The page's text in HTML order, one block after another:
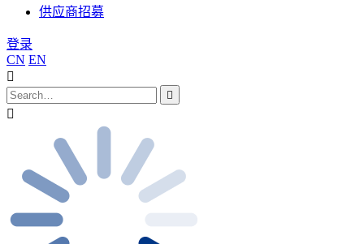
供应商招募
登录
CN EN